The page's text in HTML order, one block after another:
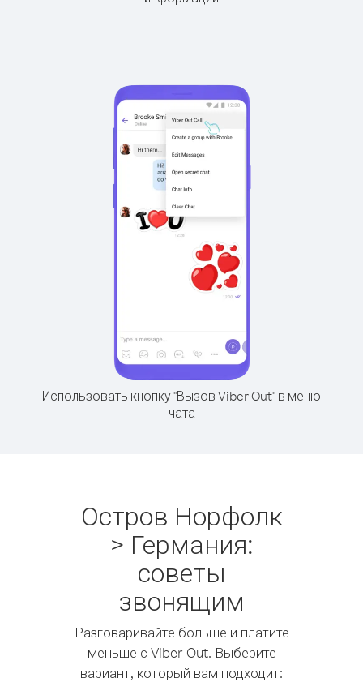
Использовать кнопку "Вызов Viber Out" в меню
чата
Остров Норфолк
> Германия:
советы
звонящим
Разговаривайте больше и платите
меньше с Viber Out. Выберите
вариант, который вам подходит: